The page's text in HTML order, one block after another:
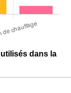
dans la